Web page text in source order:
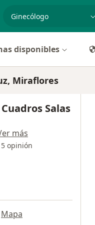
especialidad,
disponibles
Miraflores
Salas
más
opinión
Mapa